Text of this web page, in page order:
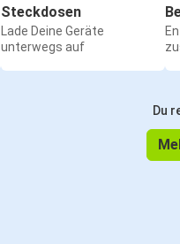
Steckdosen
Lade Deine Geräte
unterwegs auf
Du